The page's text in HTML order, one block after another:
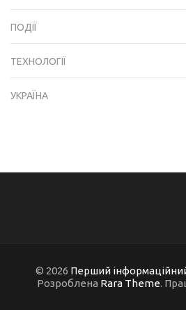
ПОДІЇ
ТЕХНОЛОГІЇ
УКРАЇНА
© 2026 Перший
Розроблена Rara Theme.